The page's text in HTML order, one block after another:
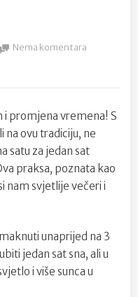
Nema komentara
pomaknuti
na
satu!
i promjena vremena! S
na ovu tradiciju, ne
satu za jedan sat
praksa, poznata kao
nam svjetlije večeri i
unaprijed na 3
jedan sat sna, ali u
i više sunca u